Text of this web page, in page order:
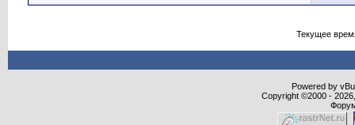
Текущее
Powered by
Copyright ©2000 -